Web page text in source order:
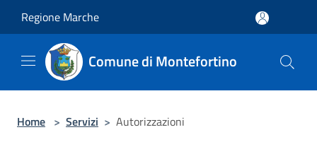
Regione Marche
Comune di Montefortino
Home > Servizi > Autorizzazioni